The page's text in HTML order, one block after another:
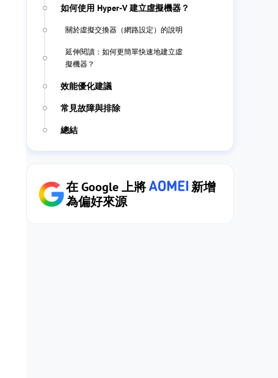
如何使用 Hyper-V 建立虛擬機器？
關於虛擬交換器（網路設定）的說明
延伸閱讀：如何更簡單快速地建立虛
擬機器？
效能優化建議
常見故障與排除
總結
在 Google 上將
新增
為偏好來源